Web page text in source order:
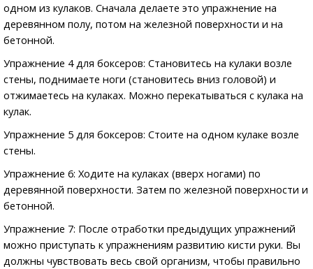
одном из кулаков. Сначала делаете это упражнение на
деревянном полу, потом на железной поверхности и на
бетонной.
Упражнение 4 для боксеров: Становитесь на кулаки возле
стены, поднимаете ноги (становитесь вниз головой) и
отжимаетесь на кулаках. Можно перекатываться с кулака на
кулак.
Упражнение 5 для боксеров: Стоите на одном кулаке возле
стены.
Упражнение 6: Ходите на кулаках (вверх ногами) по
деревянной поверхности. Затем по железной поверхности и
бетонной.
Упражнение 7: После отработки предыдущих упражнений
можно приступать к упражнениям развитию кисти руки. Вы
должны чувствовать весь свой организм, чтобы правильно